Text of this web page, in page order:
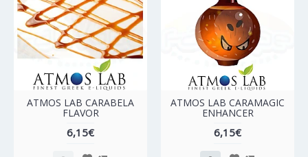
ATMOS LAB CARABELA
FLAVOR
6,15€
ATMOS LAB CARAMAGIC
ENHANCER
6,15€